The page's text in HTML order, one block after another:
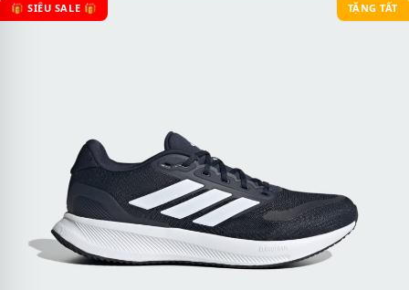
🎁 SIÊU SALE 🎁 TẶNG TẤT